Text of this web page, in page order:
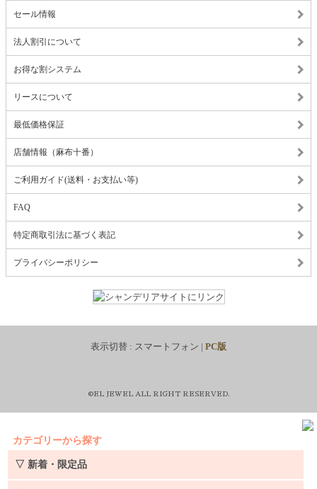
セール情報
法人割引について
お得な割システム
リースについて
最低価格保証
店舗情報（麻布十番）
ご利用ガイド(送料・お支払い等)
FAQ
特定商取引法に基づく表記
プライバシーポリシー
表示切替 : スマートフォン | PC版
©EL JEWEL ALL RIGHT RESERVED.
カテゴリーから探す
▽ 新着・限定品